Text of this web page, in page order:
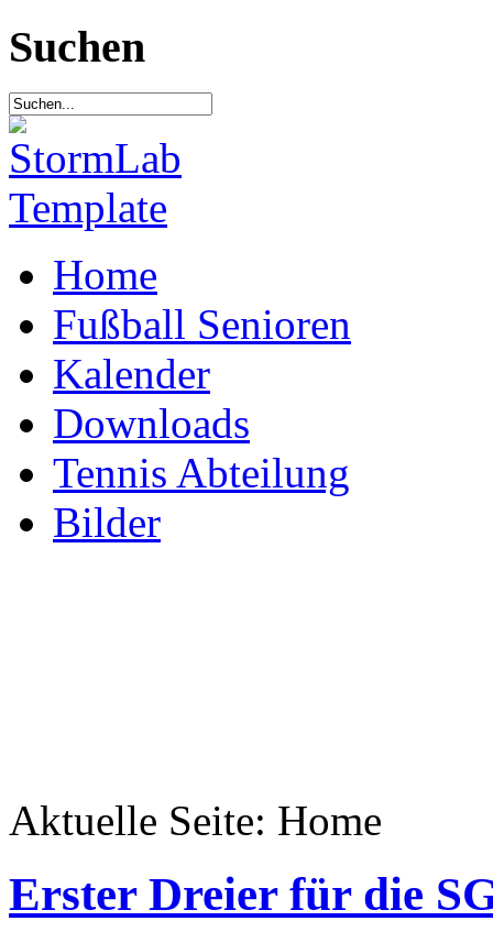
Suchen
Home
Fußball Senioren
Kalender
Downloads
Tennis Abteilung
Bilder
Aktuelle Seite: Home
Erster Dreier für die